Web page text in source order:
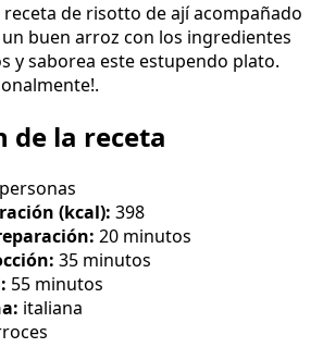
de risotto de ají acompañado
buen arroz con los ingredientes
y saborea este estupendo plato.
la receta
(kcal): 398
20 minutos
35 minutos
55 minutos
italiana